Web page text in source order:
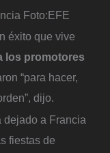
Foto:EFE
éxito que vive
los promotores
“para hacer,
dijo.
dejado a Francia
fiestas de